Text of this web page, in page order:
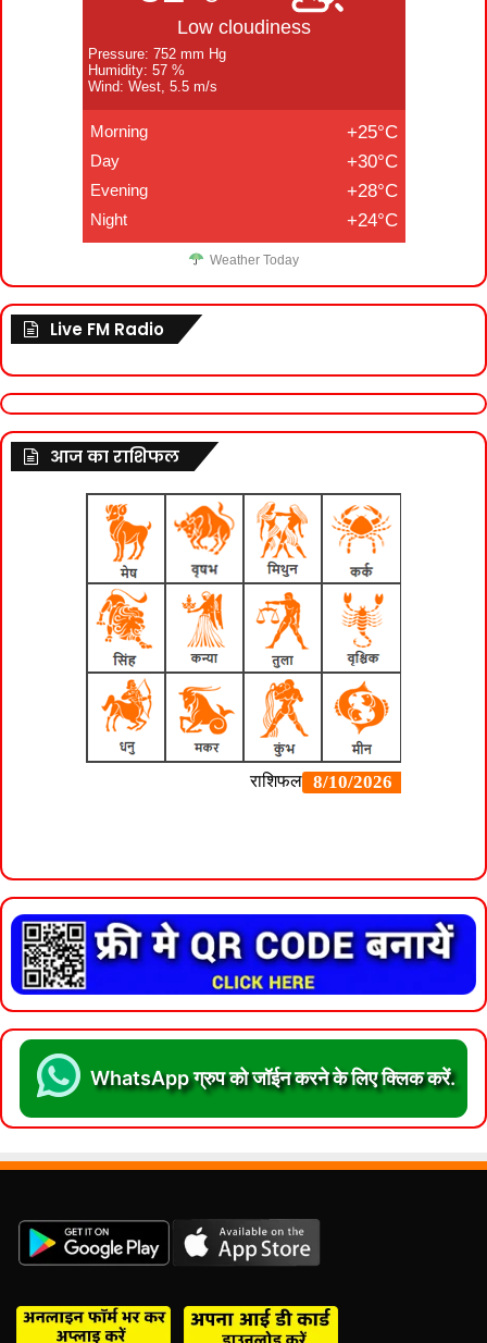
Low cloudiness
Pressure: 752 mm Hg
Humidity: 57 %
Wind: West, 5.5 m/s
Morning +25°C
Day +30°C
Evening +28°C
Night +24°C
Weather Today
Live FM Radio
आज का राशिफल
WhatsApp ग्रुप को जॉईन करने के लिए क्लिक करें.